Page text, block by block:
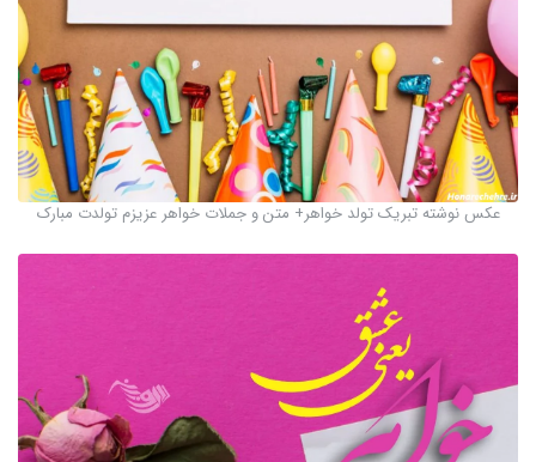
عکس نوشته تبریک تولد خواهر+ متن و جملات خواهر عزیزم تولدت مبارک